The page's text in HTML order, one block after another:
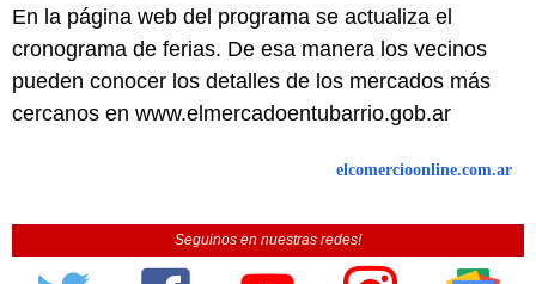
En la página web del programa se actualiza el
cronograma de ferias. De esa manera los vecinos
pueden conocer los detalles de los mercados más
cercanos en www.elmercadoentubarrio.gob.ar
elcomercioonline.com.ar
Seguinos en nuestras redes!